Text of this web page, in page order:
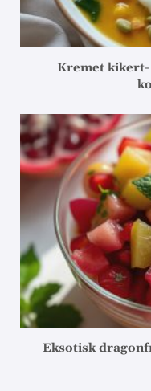
Kremet
Eksotisk